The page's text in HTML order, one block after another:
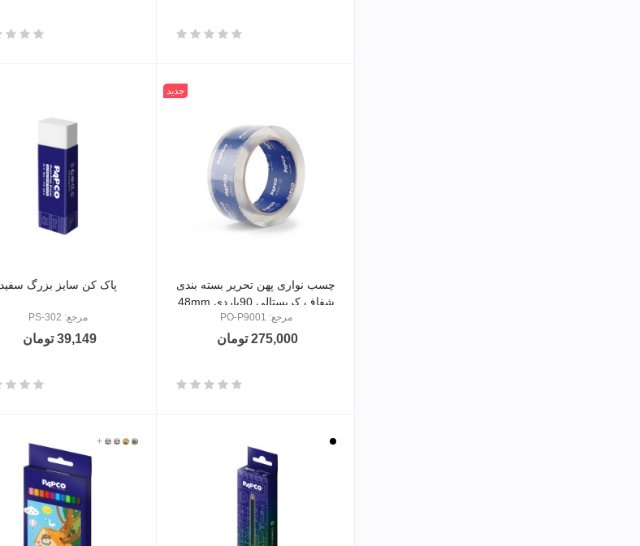
جدید
چسب نواری پهن تحریر بسته بندی
شفاف کریستالی 90یاردی 48mm
مرجع: PO-P9001
275,000 تومان
پاک کن سایز بزرگ سفید
مرجع: PS-302
39,149 تومان
مشکی 1201
1202
1203
1204
+